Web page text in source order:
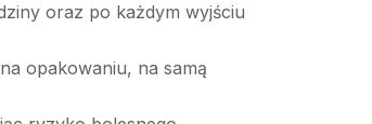
oraz po każdym wyjściu
opakowaniu, na samą